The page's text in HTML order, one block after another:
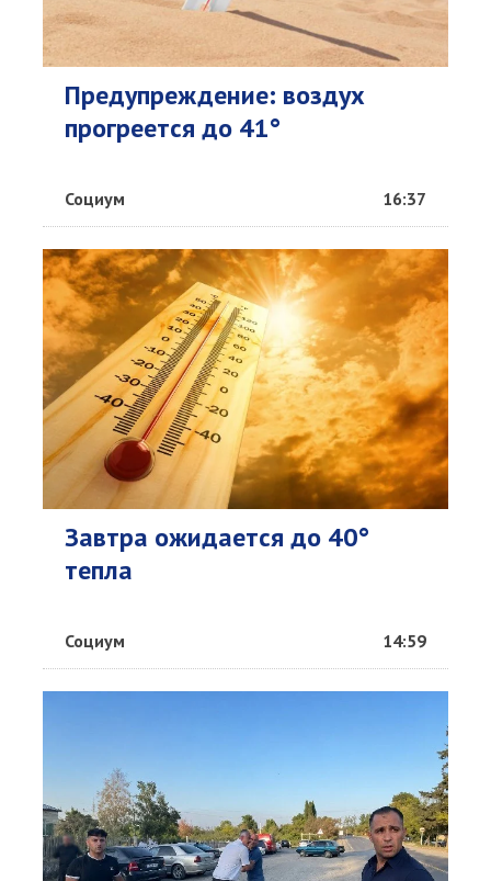
Предупреждение: воздух
прогреется до 41°
Социум 16:37
Завтра ожидается до 40°
тепла
Социум 14:59